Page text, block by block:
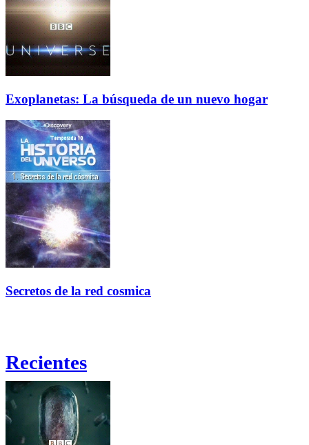
Exoplanetas: La búsqueda de un nuevo hogar
Secretos de la red cosmica
Recientes